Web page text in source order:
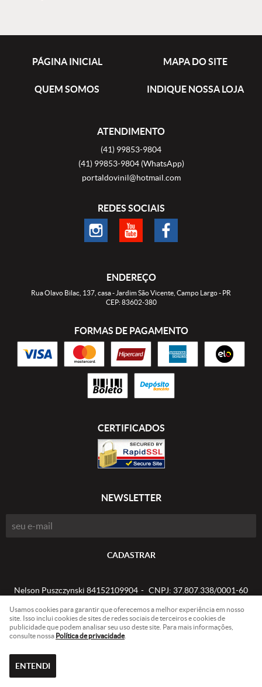
PÁGINA INICIAL MAPA DO SITE
QUEM SOMOS INDIQUE NOSSA LOJA
ATENDIMENTO
(41) 99853-9804
(41)99853-9804 (WhatsApp)
portaldovinil@hotmail.com
REDES SOCIAIS
ENDEREÇO
Rua Olavo Bilac, 137, casa- Jardim São Vicente, Campo Largo- PR
CEP: 83602-380
FORMAS DE PAGAMENTO
CERTIFICADOS
NEWSLETTER
CADASTRAR
Nelson Puszczynski 84152109904 CNPJ: 37.807.338/0001-60
LOJA VIRTUAL CRIADA POR
Usamos cookies para garantir que oferecemos a melhor experiência em nosso
site. Isso inclui cookies de sites de redes sociais de terceiros e cookies de
publicidade que podem analisar seu uso deste site. Para mais informações,
consulte nossa Política de privacidade.
ENTENDI